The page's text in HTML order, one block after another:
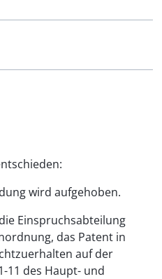
wird aufgehoben.
Einspruchsabteilung
das Patent in
auf der
11 des Haupt- und